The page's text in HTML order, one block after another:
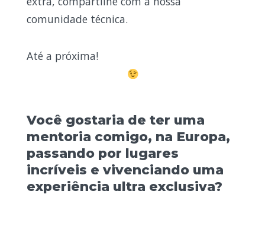
comunidade técnica.
Até a próxima!
Você gostaria de ter uma
mentoria comigo, na Europa,
passando por lugares
incríveis e vivenciando uma
experiência ultra exclusiva?